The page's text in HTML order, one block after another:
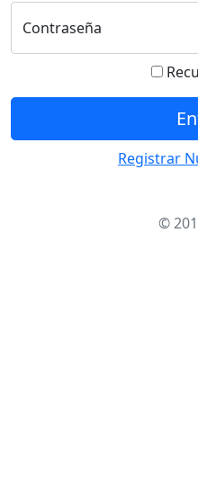
Contraseña
Registrar
©